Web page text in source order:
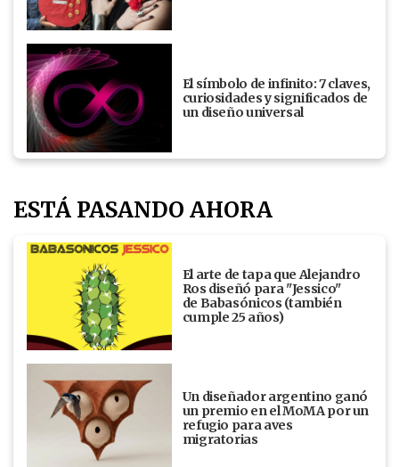
El símbolo de infinito: 7 claves,
curiosidades y significados de
un diseño universal
ESTÁ PASANDO AHORA
El arte de tapa que Alejandro
Ros diseñó para "Jessico"
de Babasónicos (también
cumple 25 años)
Un diseñador argentino ganó
un premio en el MoMA por un
refugio para aves
migratorias